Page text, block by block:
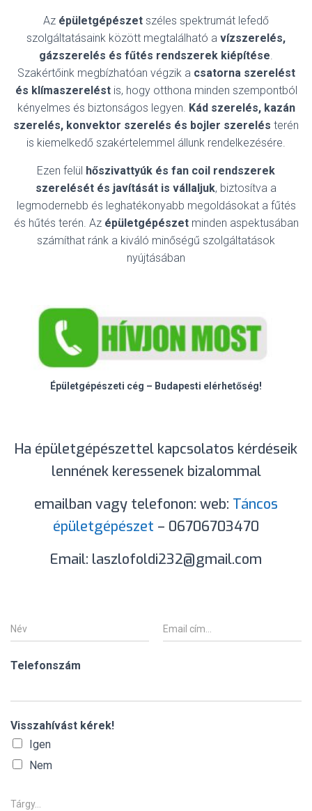
Az épületgépészet széles spektrumát lefedő
szolgáltatásaink között megtalálható a vízszerelés,
gázszerelés és fűtés rendszerek kiépítése
Szakértőink megbízhatóan végzik a csatorna szerelést
és klímaszereléstis, hogy otthona minden szempontból
kényelmes és biztonságos legyen. Kád szerelés, kazán
szerelés, konvektor szerelés és bojler szerelés terén
is kiemelkedő szakértelemmel állunk rendelkezésére.
Ezen felül hőszivattyúk és fan coil rendszerek
szerelését és javítását is vállaljuk, biztosítva a
legmodernebb és leghatékonyabb megoldásokat a fűtés
és hűtés terén. Az épületgépészetminden aspektusában
számíthat ránk a kiváló minőségű szolgáltatások
nyújtásában
Épületgépészeti cég – Budapesti elérhetőség!
Ha épületgépészettel kapcsolatos kérdéseik
lennének keressenek bizalommal
emailban vagy telefonon: web: Táncos
épületgépészet – 06706703470
Email: laszlofoldi232@gmail.com
N
é
*
E
m
Telefonszám
Visszahívást kérek!
Igen
Nem
T